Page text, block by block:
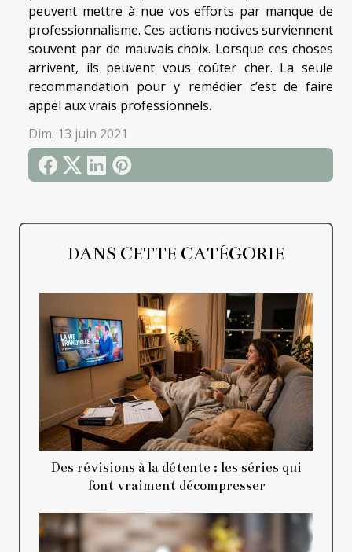
DANS CETTE CATÉGORIE
Des révisions à la détente : les séries qui
font vraiment décompresser
peuvent mettre à nue vos efforts par manque de
professionnalisme. Ces actions nocives surviennent
souvent par de mauvais choix. Lorsque ces choses
arrivent, ils peuvent vous coûter cher. La seule
recommandation pour y remédier c’est de faire
appel aux vrais professionnels.
Dim. 13 juin 2021